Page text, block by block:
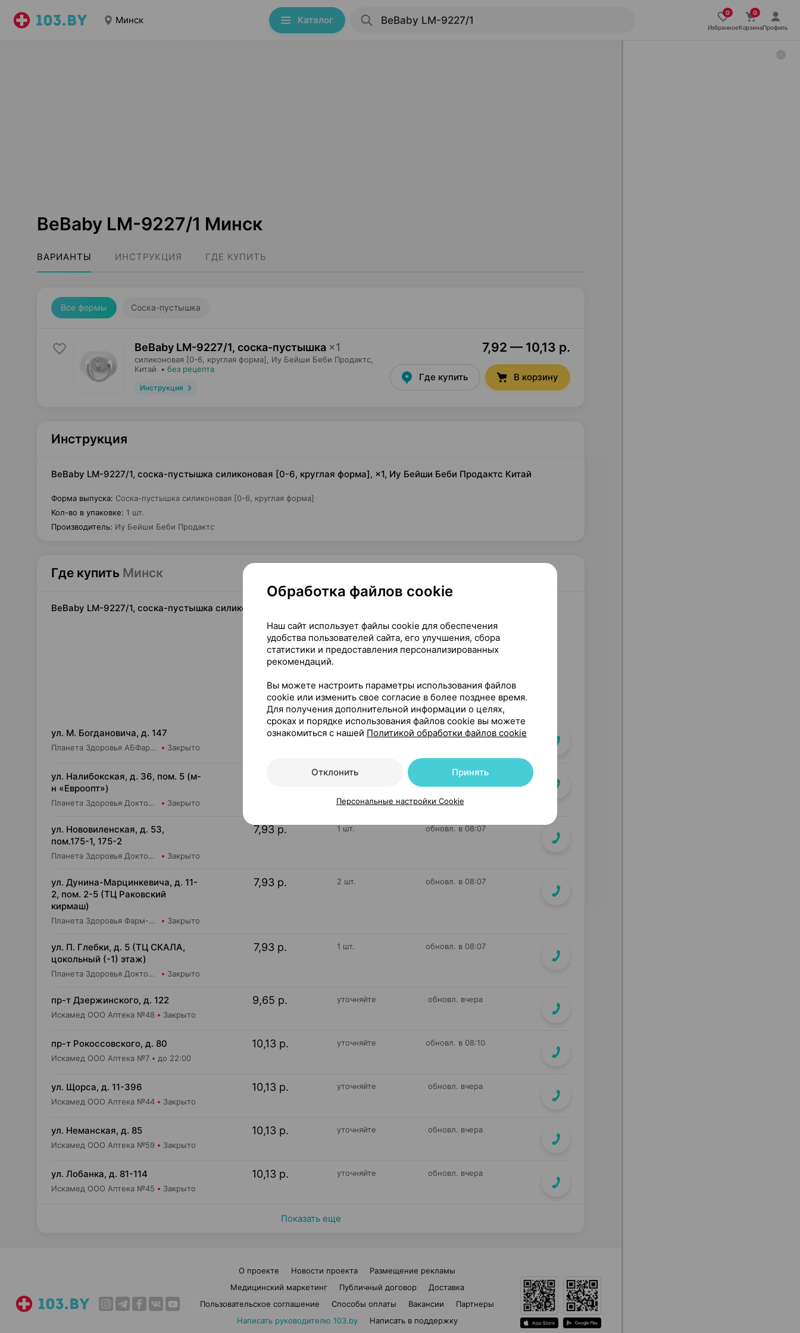
Минск Каталог
ИзбранноеКорзинаПрофиль
BeBaby LM-9227/1 Минск
ВАРИАНТЫ ИНСТРУКЦИЯ ГДЕ КУПИТЬ
Все формы Соска-пустышка
BeBaby LM-9227/1, соска-пустышка ×1
силиконовая [0-6, круглая форма], Иу Бейши Беби Продактс
Китай • без рецепта
Инструкция
7,92 — 10,13 р.
Где купить В корзину
Инструкция
BeBaby LM-9227/1, соска-пустышка силиконовая [0-6, круглая форма], ×1, Иу Бейши Беби Продактс Китай
Форма выпуска: Соска-пустышка силиконовая [0-6, круглая форма]
Кол-во в упаковке: 1 шт.
Производитель: Иу Бейши Беби Продактс
Где купить Минск
BeBaby LM-9227/1, соска-пустышка силиконовая [0-6, круглая форма], ×1, Иу Бейши Беби Продактс Китай
ул. М. Богдановича, д. 147
Планета Здоровья АБФармация ИООО Косметический магазин №4 Закрыто
7,92 р. 1 шт. обновл. в 08:07
ул. Налибокская, д. 36, пом. 5 (м-
н «Евроопт»)
Планета Здоровья Доктор Время ООО Аптека №51 Закрыто
1 шт. обновл. в 08:07
ул. Нововиленская, д. 53,
пом.175-1, 175-2
Планета Здоровья Доктор Таир ООО Аптека №5 Закрыто
7,93 р. 1 шт. обновл. в 08:07
ул. Дунина-Марцинкевича, д. 11-
2, пом. 2-5 (ТЦ Раковский
кирмаш)
Планета Здоровья Фарм-Продукт ОДО Аптека №24 Закрыто
7,93 р. 2 шт. обновл. в 08:07
ул. П. Глебки, д. 5 (ТЦ СКАЛА,
цокольный (-1) этаж)
Планета Здоровья Доктор Время ООО Аптека №50 Закрыто
7,93 р. 1 шт. обновл. в 08:07
пр-т Дзержинского, д. 122
Искамед ООО Аптека №48 Закрыто
9,65 р. уточняйте обновл. вчера
пр-т Рокоссовского, д. 80
Искамед ООО Аптека №7 до 22:00
10,13 р. уточняйте обновл. в 08:10
ул. Щорса, д. 11-396
Искамед ООО Аптека №44 Закрыто
10,13 р. уточняйте обновл. вчера
ул. Неманская, д. 85
Искамед ООО Аптека №59 Закрыто
10,13 р. уточняйте обновл. вчера
ул. Лобанка, д. 81-114
Искамед ООО Аптека №45 Закрыто
10,13 р. уточняйте обновл. вчера
Показать еще
О проекте Новости проекта
Размещение рекламы
Медицинский маркетинг
Публичный договор
Доставка
Пользовательское соглашение
Способы оплаты Вакансии
Партнеры
Написать руководителю 103.by
Написать в поддержку
Обработка файлов cookie
Наш сайт использует файлы cookie для обеспечения
удобства пользователей сайта, его улучшения, сбора
статистики и предоставления персонализированных
рекомендаций.
Вы можете настроить параметры использования файлов
cookie или изменить свое согласие в более позднее время.
Для получения дополнительной информации о целях,
сроках и порядке использования файлов cookie вы можете
ознакомиться с нашей Политикой обработки файлов cookie
Отклонить Принять
Персональные настройки Cookie